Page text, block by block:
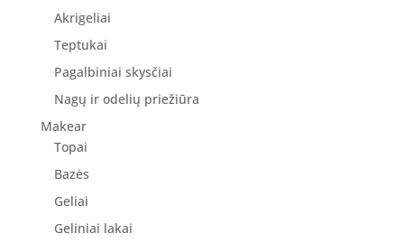
Akrigeliai
Teptukai
Pagalbiniai skysčiai
Nagų ir odelių priežiūra
Makear
Topai
Bazės
Geliai
Geliniai lakai